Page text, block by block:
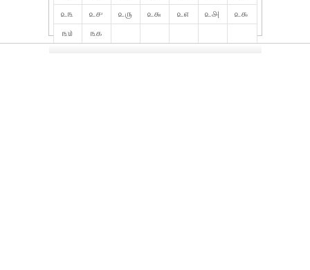
௨௩
௨௪ ௨௫ ௨௬ ௨௭ ௨௮
௨௯
௩௰
௩௧